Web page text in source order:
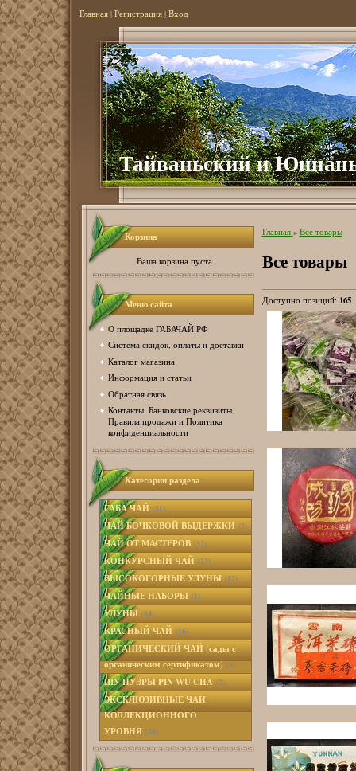
Главная| Регистрация| Вход
Тайваньский и
Корзина
Ваша корзина пуста
Меню сайта
О площадке ГАБАЧАЙ.РФ
Система скидок, оплаты и доставки
Каталог магазина
Информация и статьи
Обратная связь
Контакты, Банковские реквизиты,
Правила продажи и Политика
конфиденциальности
Категории раздела
ГАБА ЧАЙ(51)
ЧАЙ БОЧКОВОЙ ВЫДЕРЖКИ(2)
ЧАЙ ОТ МАСТЕРОВ(32)
КОНКУРСНЫЙ ЧАЙ(23)
ВЫСОКОГОРНЫЕ УЛУНЫ(17)
ЧАЙНЫЕ НАБОРЫ(1)
УЛУНЫ(64)
КРАСНЫЙ ЧАЙ(16)
ОРГАНИЧЕСКИЙ ЧАЙ (сады с
органическим сертификатом)(8)
ШУ ПУЭРЫ PIN WU CHA(2)
ЭКСКЛЮЗИВНЫЕ ЧАИ
КОЛЛЕКЦИОННОГО
УРОВНЯ (40)
Главная » Все товары
Все товары
Доступно позиций: 165